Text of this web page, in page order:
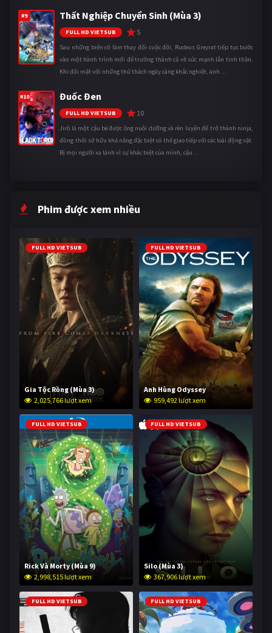
#9 Thất Nghiệp Chuyển Sinh (Mùa 3)
FULL HD VIETSUB 5
Sau những biến cố làm thay đổi cuộc đời, Rudeus Greyrat tiếp tục bước
vào một hành trình mới để trưởng thành cả về sức mạnh lẫn tinh thần.
Khi đối mặt với những thử thách ngày càng khắc nghiệt, anh ...
#10 Đuốc Đen
FULL HD VIETSUB 10
Jirô là một cậu bé được ông nuôi dưỡng và rèn luyện để trở thành ninja,
đồng thời sở hữu khả năng đặc biệt có thể giao tiếp với các loài động vật.
Bị mọi người xa lánh vì sự khác biệt của mình, cậu ...
Phim được xem nhiều
FULL HD VIETSUB
Gia Tộc Rồng (Mùa 3)
2,025,766 lượt xem
FULL HD VIETSUB
Anh Hùng Odyssey
959,492 lượt xem
FULL HD VIETSUB
Rick Và Morty (Mùa 9)
2,998,515 lượt xem
FULL HD VIETSUB
Silo (Mùa 3)
367,906 lượt xem
FULL HD VIETSUB FULL HD VIETSUB